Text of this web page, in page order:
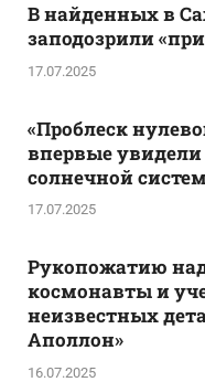
В найденных в
заподозрили
17.07.2025
«Проблеск
впервые
солнечной
17.07.2025
Рукопожатию
космонавты и
неизвестных
Аполлон»
16.07.2025